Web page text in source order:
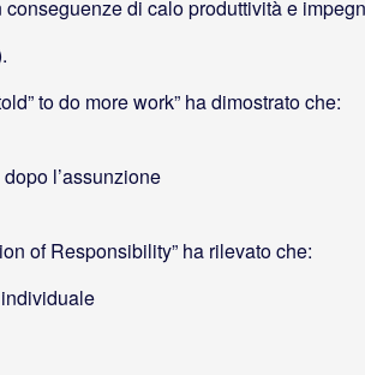
di calo produttività e
to do more work” ha dimostrato che:
l’assunzione
of Responsibility” ha rilevato che: